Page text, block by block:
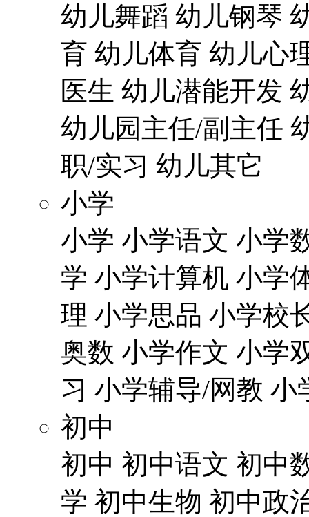
幼儿舞蹈 幼儿钢琴
育 幼儿体育 幼儿心
医生 幼儿潜能开发
幼儿园主任/副主任
职/实习 幼儿其它
小学
小学 小学语文 小学
学 小学计算机 小学
理 小学思品 小学校
奥数 小学作文 小学
习 小学辅导/网教 小
初中
初中 初中语文 初中
学 初中生物 初中政